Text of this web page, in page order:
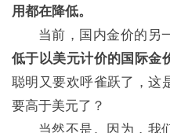
用都在降低。
当前，国内金价的另
低于以美元计价的国际金
聪明又要欢呼雀跃了，这
要高于美元了？
当然不是。因为，我